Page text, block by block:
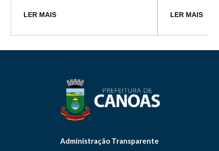
LER MAIS LER MAIS
Administração Transparente